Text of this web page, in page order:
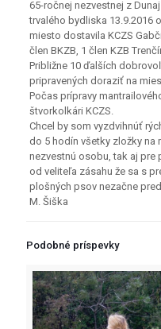
65-ročnej nezvestnej z
trvalého bydliska 13.9.2016
miesto dostavila KCZS
člen BKZB, 1 člen KZB
Približne 10 ďalších
pripravených doraziť na
Počas prípravy
štvorkolkári KCZS.
Chcel by som vyzdvihnúť
do 5 hodín všetky zložky na
nezvestnú osobu, tak aj pre
od veliteľa zásahu že sa s
plošných psov nezačne
M. Šiška
Podobné príspevky